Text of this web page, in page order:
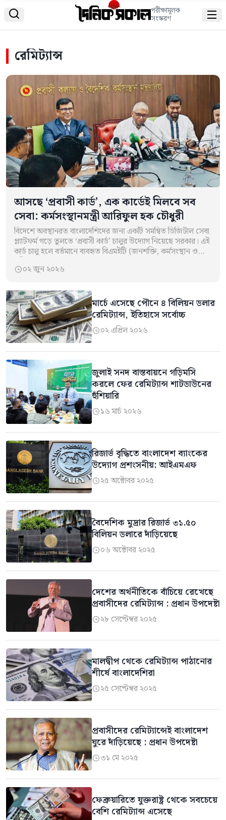
 পরীক্ষামূলক
সংস্করণ 
রেমিট্যান্স
আসছে ‘প্রবাসী কার্ড’, এক কার্ডেই মিলবে সব
সেবা: কর্মসংস্থানমন্ত্রী আরিফুল হক চৌধুরী
বিদেশে অবস্থানরত বাংলাদেশিদের জন্য একটি সমন্বিত ডিজিটাল সেবা
প্ল্যাটফর্ম গড়ে তুলতে ‘প্রবাসী কার্ড’ চালুর উদ্যোগ নিয়েছে সরকার। এই
কার্ড চালু হলে বর্তমানে ব্যবহৃত বিএমইটি (জনশক্তি, কর্মসংস্থান ও
০২ জুন ২০২৬
মার্চে এসেছে পৌনে ৪ বিলিয়ন ডলার
রেমিট্যান্স, ইতিহাসে সর্বোচ্চ
০২ এপ্রিল ২০২৬
জুলাই সনদ বাস্তবায়নে গড়িমসি
করলে ফের রেমিট্যান্স শাটডাউনের
হুঁশিয়ারি
১৬ মার্চ ২০২৬
রিজার্ভ বৃদ্ধিতে বাংলাদেশ ব্যাংকের
উদ্যোগ প্রশংসনীয়: আইএমএফ
২৫ অক্টোবর ২০২৫
বৈদেশিক মুদ্রার রিজার্ভ ৩১.৫০
বিলিয়ন ডলারে দাঁড়িয়েছে
০৬ অক্টোবর ২০২৫
দেশের অর্থনীতিকে বাঁচিয়ে রেখেছে
প্রবাসীদের রেমিট্যান্স : প্রধান উপদেষ্টা
২৮ সেপ্টেম্বর ২০২৫
মালদ্বীপ থেকে রেমিট্যান্স পাঠানোর
শীর্ষে বাংলাদেশিরা
২৫ সেপ্টেম্বর ২০২৫
প্রবাসীদের রেমিট্যান্সেই বাংলাদেশ
ঘুরে দাঁড়িয়েছে : প্রধান উপদেষ্টা
৩১ মে ২০২৫
ফেব্রুয়ারিতে যুক্তরাষ্ট্র থেকে সবচেয়ে
বেশি রেমিট্যান্স এসেছে